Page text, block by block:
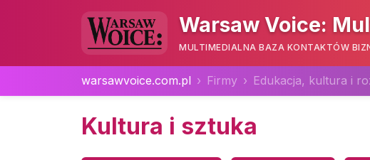
Warsaw Voice:
MULTIMEDIALNA BAZA KONTAKTÓW
warsawvoice.com.pl Firmy Edukacja, kultura i
Kultura i sztuka